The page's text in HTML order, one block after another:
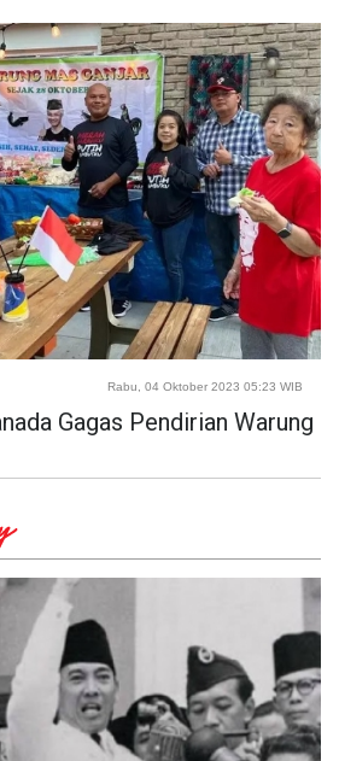
Rabu, 04 Oktober 2023 05:23 WIB
Gagas Pendirian Warung